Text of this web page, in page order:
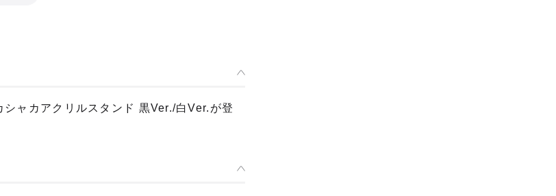
カアクリルスタンド 黒Ver./白Ver.が登